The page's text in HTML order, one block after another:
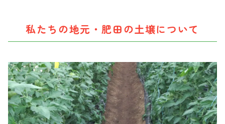
私たちの地元・肥田の土壌について